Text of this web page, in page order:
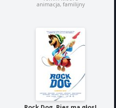
animacja, familijny